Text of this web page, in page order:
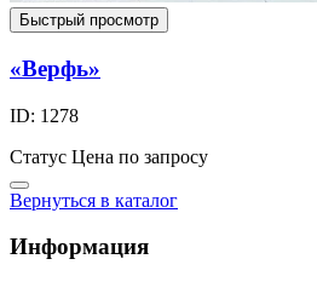
Быстрый просмотр
«Верфь»
ID: 1278
Статус Цена по запросу
Вернуться в каталог
Информация